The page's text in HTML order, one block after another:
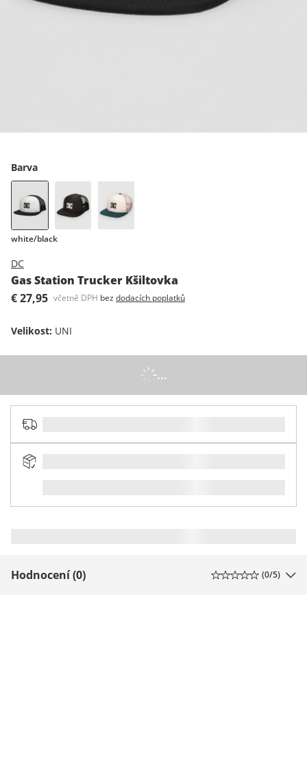
Barva
white/black
DC
Gas Station Trucker Kšiltovka
€ 27,95 včetně DPH bez dodacích poplatků
Velikost: UNI
...
Hodnocení (0) (0/5)